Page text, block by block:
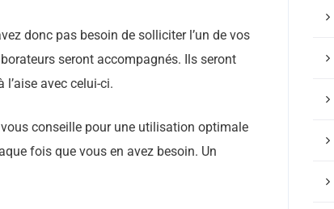
donc pas besoin de solliciter l’un de vos
seront accompagnés. Ils seront
avec celui-ci.
conseille pour une utilisation optimale
fois que vous en avez besoin. Un